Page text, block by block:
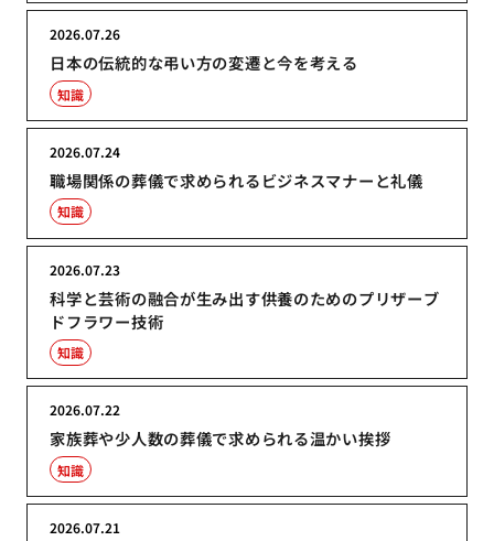
日本の伝統的な弔い方の変遷と今を考える
2026.07.26
知識
職場関係の葬儀で求められるビジネスマナーと礼儀
2026.07.24
知識
科学と芸術の融合が生み出す供養のためのプリザーブ
ドフラワー技術
2026.07.23
知識
家族葬や少人数の葬儀で求められる温かい挨拶
2026.07.22
知識
2026.07.21